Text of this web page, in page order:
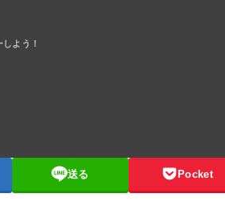
送る Pocket